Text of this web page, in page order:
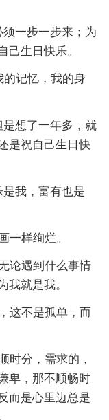
一步一步来；为
己生日快乐。
记忆，我的身
想了一年多，就
是祝自己生日快
我，富有也是
样绚烂。
论遇到什么事情
我就是我。
不是孤单，而
分，需求的，
卑，那不顺畅时
而是心里边总是